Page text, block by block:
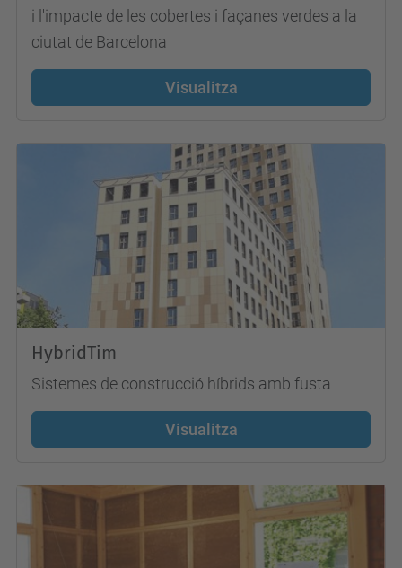
i l'impacte de les cobertes i façanes verdes a la
ciutat de Barcelona
Visualitza
HybridTim
Sistemes de construcció híbrids amb fusta
Visualitza